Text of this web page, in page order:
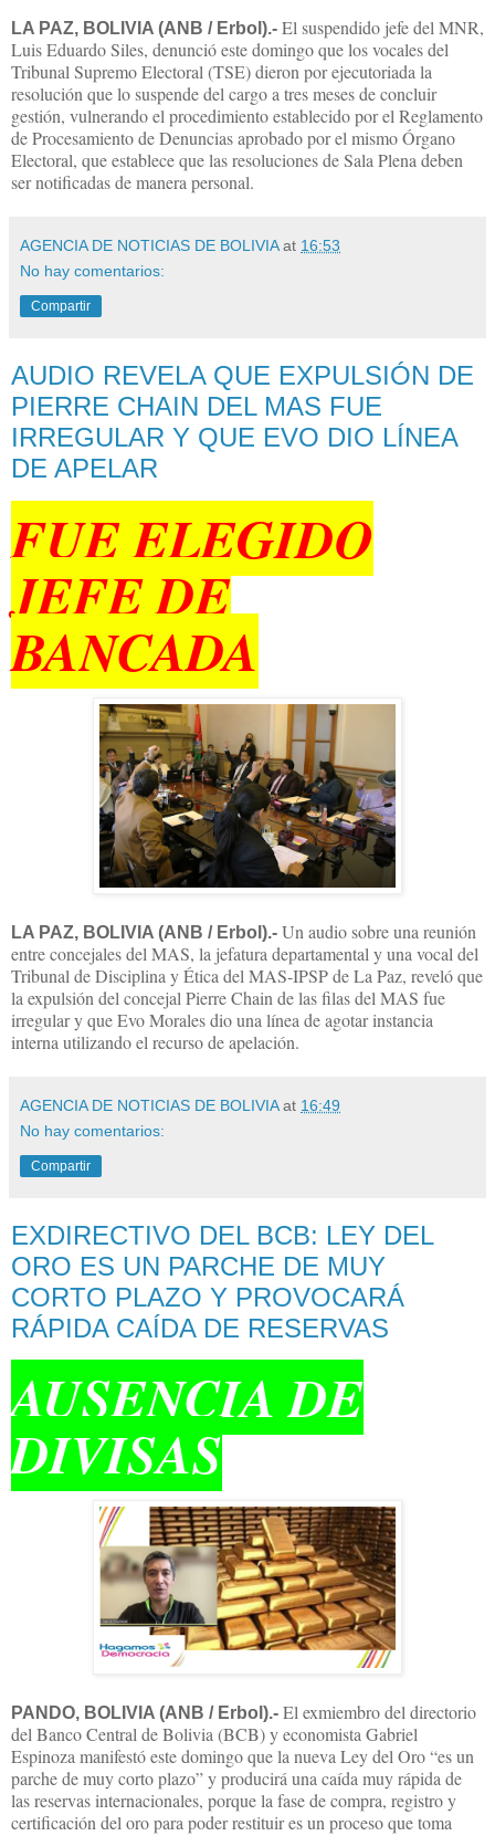
LA PAZ, BOLIVIA (ANB / Erbol).- El suspendido jefe del MNR,
Luis Eduardo Siles, denunció este domingo que los vocales del
Tribunal Supremo Electoral (TSE) dieron por ejecutoriada la
resolución que lo suspende del cargo a tres meses de concluir
gestión, vulnerando el procedimiento establecido por el Reglamento
de Procesamiento de Denuncias aprobado por el mismo Órgano
Electoral, que establece que las resoluciones de Sala Plena deben
ser notificadas de manera personal.
AGENCIA DE NOTICIAS DE BOLIVIA at 16:53
No hay comentarios:
Compartir
AUDIO REVELA QUE EXPULSIÓN DE
PIERRE CHAIN DEL MAS FUE
IRREGULAR Y QUE EVO DIO LÍNEA
DE APELAR
FUE ELEGIDO
JEFE DE
BANCADA
LA PAZ, BOLIVIA (ANB / Erbol).- Un audio sobre una reunión
entre concejales del MAS, la jefatura departamental y una vocal del
Tribunal de Disciplina y Ética del MAS-IPSP de La Paz, reveló que
la expulsión del concejal Pierre Chain de las filas del MAS fue
irregular y que Evo Morales dio una línea de agotar instancia
interna utilizando el recurso de apelación.
AGENCIA DE NOTICIAS DE BOLIVIA at 16:49
No hay comentarios:
Compartir
EXDIRECTIVO DEL BCB: LEY DEL
ORO ES UN PARCHE DE MUY
CORTO PLAZO Y PROVOCARÁ
RÁPIDA CAÍDA DE RESERVAS
AUSENCIA DE
DIVISAS
PANDO, BOLIVIA (ANB / Erbol).- El exmiembro del directorio
del Banco Central de Bolivia (BCB) y economista Gabriel
Espinoza manifestó este domingo que la nueva Ley del Oro “es un
parche de muy corto plazo” y producirá una caída muy rápida de
las reservas internacionales, porque la fase de compra, registro y
certificación del oro para poder restituir es un proceso que toma